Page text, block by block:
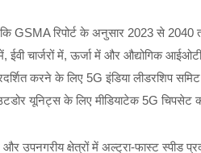
GSMA रिपोर्ट के अनुसार 2023 से 2040
ईवी चार्जरों में, ऊर्जा में और औद्योगिक
करने के लिए 5G इंडिया लीडरशिप
यूनिट्स के लिए मीडियाटेक 5G चिपसेट
उपनगरीय क्षेत्रों में अल्ट्रा-फास्ट स्पीड